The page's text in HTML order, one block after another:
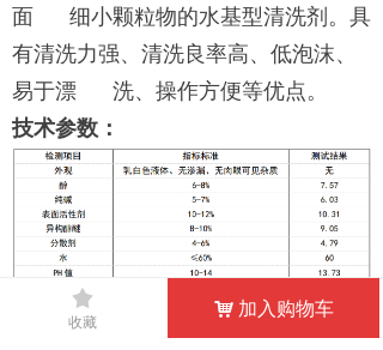
낙 加入购物车
끄
收藏
面 细小颗粒物的水基型清洗剂。具
有清洗力强、清洗良率高、低泡沫、
易于漂 洗、操作方便等优点。
技术参数：